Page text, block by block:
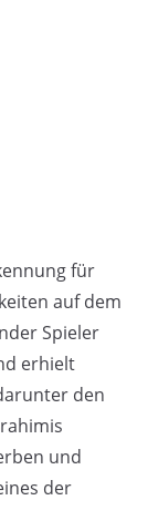
für
auf dem
Spieler
erhielt
den
und
der